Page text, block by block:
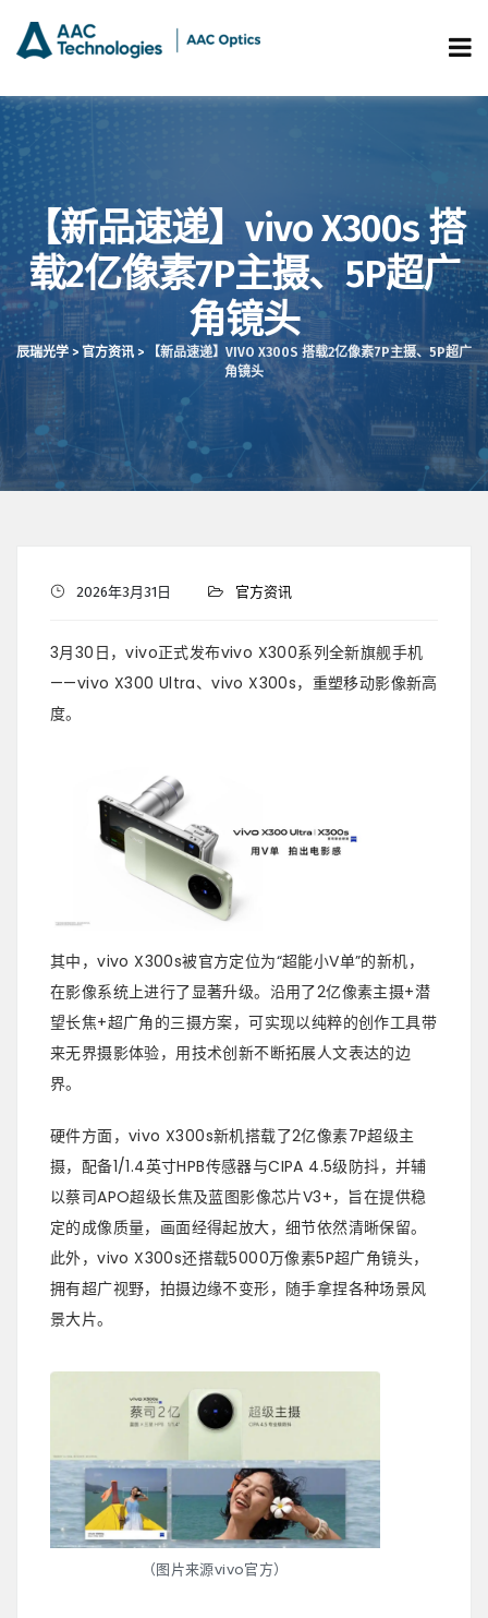
【新品速递】vivo X300s 搭
载2亿像素7P主摄、5P超广
角镜头
辰瑞光学 > 官方资讯 >
【新品速递】VIVO X300S 搭载2亿像素7P主摄、5P超广
角镜头
2026年3月31日 官方资讯
3月30日，vivo正式发布vivo X300系列全新旗舰手机
——vivo X300 Ultra、vivo X300s，重塑移动影像新高
度。
其中，vivo X300s被官方定位为“超能小V单”的新机，
在影像系统上进行了显著升级。沿用了2亿像素主摄+潜
望长焦+超广角的三摄方案，可实现以纯粹的创作工具带
来无界摄影体验，用技术创新不断拓展人文表达的边
界。
硬件方面，vivo X300s新机搭载了2亿像素7P超级主
摄，配备1/1.4英寸HPB传感器与CIPA 4.5级防抖，并辅
以蔡司APO超级长焦及蓝图影像芯片V3+，旨在提供稳
定的成像质量，画面经得起放大，细节依然清晰保留。
此外，vivo X300s还搭载5000万像素5P超广角镜头，
拥有超广视野，拍摄边缘不变形，随手拿捏各种场景风
景大片。
（图片来源vivo官方）